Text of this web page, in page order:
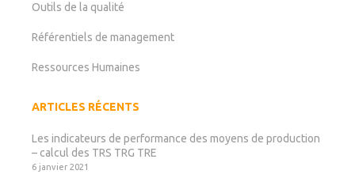
Outils de la qualité
Référentiels de management
Ressources Humaines
ARTICLES RÉCENTS
Les indicateurs de performance des moyens de production
– calcul des TRS TRG TRE
6 janvier 2021